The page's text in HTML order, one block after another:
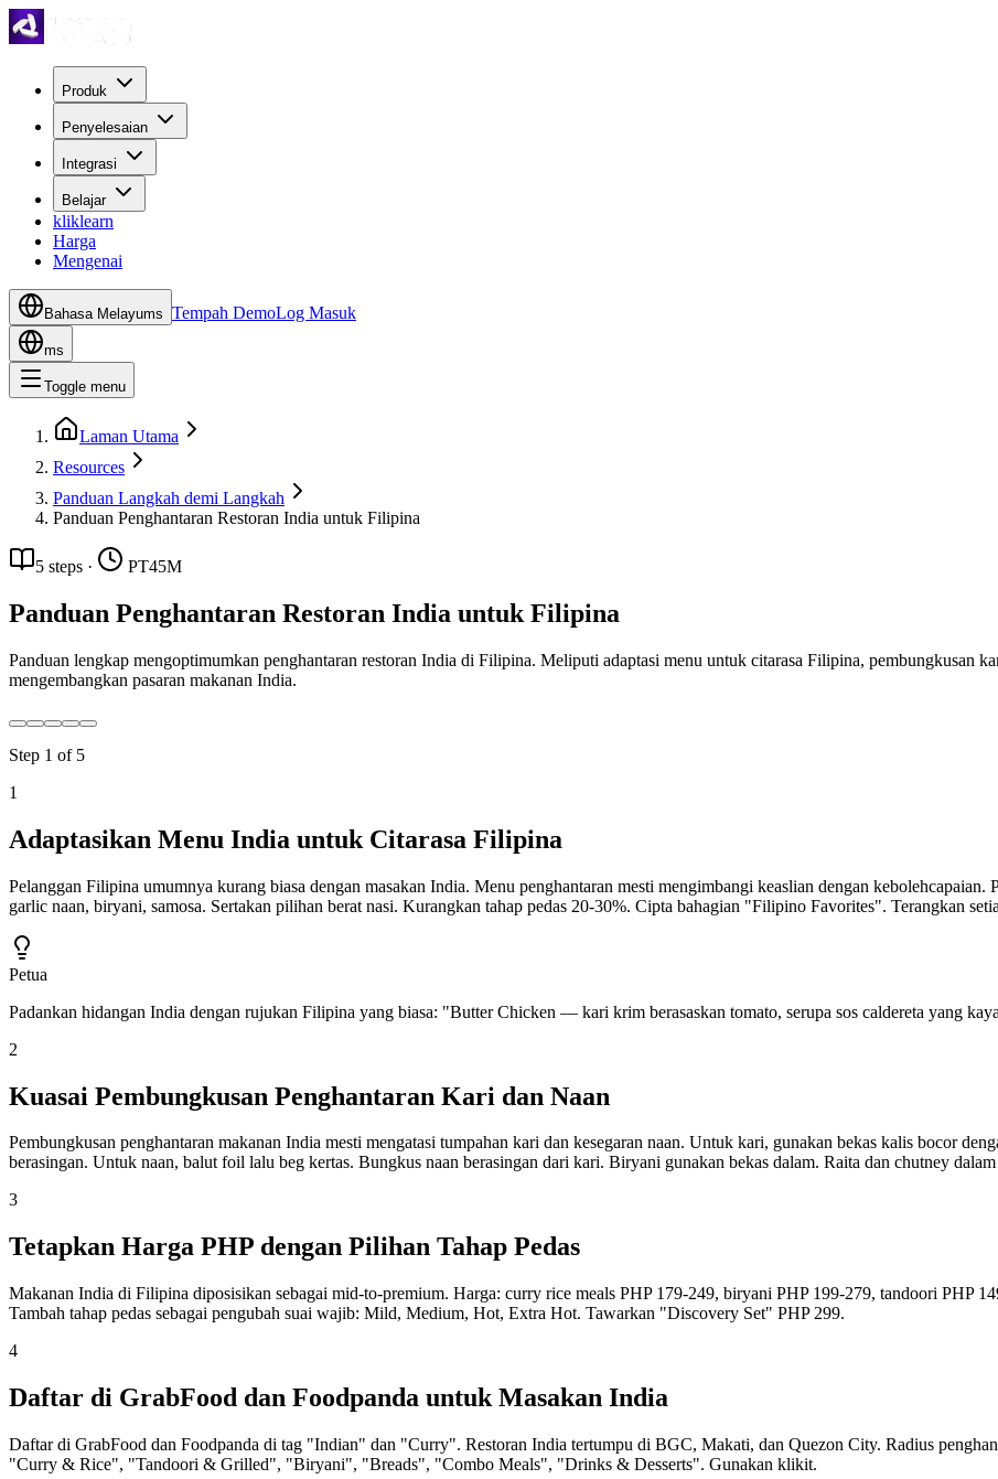
Produk
Penyelesaian
Integrasi
Belajar
kliklearn
Harga
Mengenai
Bahasa Melayums Tempah DemoLog Masuk
ms
Toggle menu
Laman Utama
Resources
Panduan Langkah demi Langkah
Panduan Penghantaran Restoran India untuk Filipina
5 steps · PT45M
Panduan Penghantaran Restoran India untuk Filipina
Panduan lengkap mengoptimumkan penghantaran restoran India di Filipina. Meliputi adaptasi menu untuk citarasa Filipina, pembungkusan
mengembangkan pasaran makanan India.
Step 1 of 5
1
Adaptasikan Menu India untuk Citarasa Filipina
Pelanggan Filipina umumnya kurang biasa dengan masakan India. Menu penghantaran mesti mengimbangi keaslian dengan
garlic naan, biryani, samosa. Sertakan pilihan berat nasi. Kurangkan tahap pedas 20-30%. Cipta bahagian "Filipino Favorites". Terangkan
Petua
Padankan hidangan India dengan rujukan Filipina yang biasa: "Butter Chicken — kari krim berasaskan tomato, serupa sos caldereta yang
2
Kuasai Pembungkusan Penghantaran Kari dan Naan
Pembungkusan penghantaran makanan India mesti mengatasi tumpahan kari dan kesegaran naan. Untuk kari, gunakan bekas kalis bocor
berasingan. Untuk naan, balut foil lalu beg kertas. Bungkus naan berasingan dari kari. Biryani gunakan bekas dalam. Raita dan chutney
3
Tetapkan Harga PHP dengan Pilihan Tahap Pedas
Makanan India di Filipina diposisikan sebagai mid-to-premium. Harga: curry rice meals PHP 179-249, biryani PHP 199-279, tandoori PHP
Tambah tahap pedas sebagai pengubah suai wajib: Mild, Medium, Hot, Extra Hot. Tawarkan "Discovery Set" PHP 299.
4
Daftar di GrabFood dan Foodpanda untuk Masakan India
Daftar di GrabFood dan Foodpanda di tag "Indian" dan "Curry". Restoran India tertumpu di BGC, Makati, dan Quezon City. Radius
"Curry & Rice", "Tandoori & Grilled", "Biryani", "Breads", "Combo Meals", "Drinks & Desserts". Gunakan klikit.